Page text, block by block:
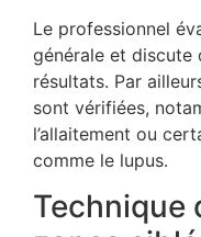
Le professionnel
générale et discute
résultats. Par
sont vérifiées,
l’allaitement ou
comme le lupus.
Technique